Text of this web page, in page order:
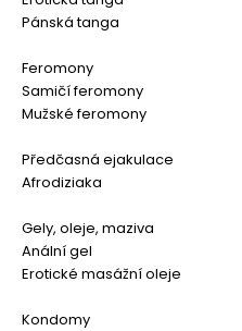
Pánská tanga
Feromony
Samičí feromony
Mužské feromony
Předčasná ejakulace
Afrodiziaka
Gely, oleje, maziva
Anální gel
Erotické masážní oleje
Kondomy